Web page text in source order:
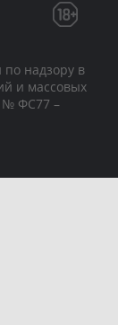
по надзору в
и массовых
№ ФС77 –